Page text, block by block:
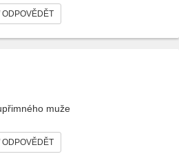
ODPOVĚDĚT
muže
ODPOVĚDĚT